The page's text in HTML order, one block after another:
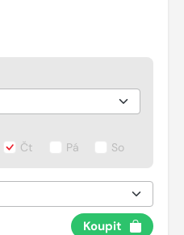
Čt Pá So
Koupit